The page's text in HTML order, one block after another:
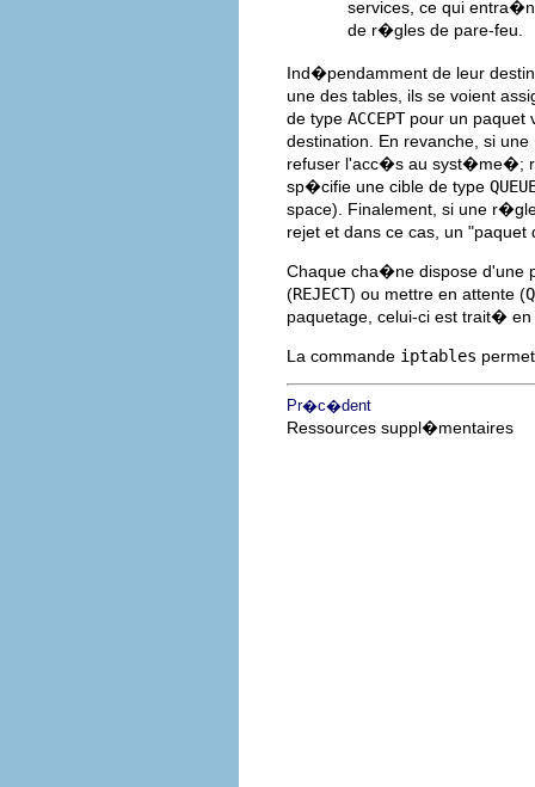
services, ce qui
de r�gles de pare-feu.
Ind�pendamment de leur
une des tables, ils se voient
de type ACCEPTpour un paquet
destination. En revanche, si
refuser l'acc�s au syst�me�;
sp�cifie une cible de type
space). Finalement, si une
rejet et dans ce cas, un
Chaque cha�ne dispose d'une
(REJECT) ou mettre en attente (
paquetage, celui-ci est trait�
La commande iptables
Pr�c�dent
Ressources suppl�mentaires